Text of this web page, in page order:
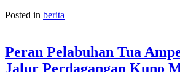
Posted in berita
Peran Pelabuhan Tua
Jalur Perdagangan Kuno